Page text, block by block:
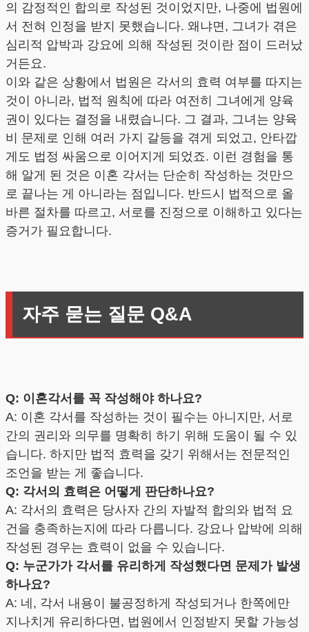
의 감정적인 합의로 작성된 것이었지만, 나중에 법원에
서 전혀 인정을 받지 못했습니다. 왜냐면, 그녀가 겪은
심리적 압박과 강요에 의해 작성된 것이란 점이 드러났
거든요.
이와 같은 상황에서 법원은 각서의 효력 여부를 따지는
것이 아니라, 법적 원칙에 따라 여전히 그녀에게 양육
권이 있다는 결정을 내렸습니다. 그 결과, 그녀는 양육
비 문제로 인해 여러 가지 갈등을 겪게 되었고, 안타깝
게도 법정 싸움으로 이어지게 되었죠. 이런 경험을 통
해 알게 된 것은 이혼 각서는 단순히 작성하는 것만으
로 끝나는 게 아니라는 점입니다. 반드시 법적으로 올
바른 절차를 따르고, 서로를 진정으로 이해하고 있다는
증거가 필요합니다.
자주 묻는 질문 Q&A
Q: 이혼각서를 꼭 작성해야 하나요?
A: 이혼 각서를 작성하는 것이 필수는 아니지만, 서로
간의 권리와 의무를 명확히 하기 위해 도움이 될 수 있
습니다. 하지만 법적 효력을 갖기 위해서는 전문적인
조언을 받는 게 좋습니다.
Q: 각서의 효력은 어떻게 판단하나요?
A: 각서의 효력은 당사자 간의 자발적 합의와 법적 요
건을 충족하는지에 따라 다릅니다. 강요나 압박에 의해
작성된 경우는 효력이 없을 수 있습니다.
Q: 누군가가 각서를 유리하게 작성했다면 문제가 발생
하나요?
A: 네, 각서 내용이 불공정하게 작성되거나 한쪽에만
지나치게 유리하다면, 법원에서 인정받지 못할 가능성